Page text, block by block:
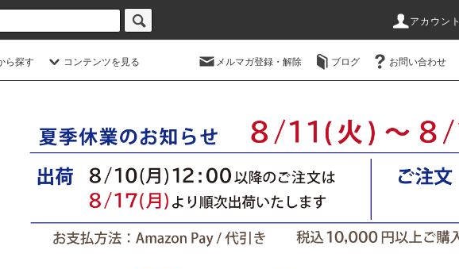
アカウント
ら探す コンテンツを見る メルマガ登録・解除 ブログ お問い合わせ